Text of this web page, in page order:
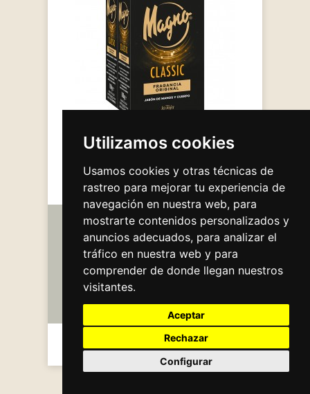
Utilizamos cookies
Usamos cookies y otras técnicas de
rastreo para mejorar tu experiencia de
navegación en nuestra web, para
mostrarte contenidos personalizados y
anuncios adecuados, para analizar el
tráfico en nuestra web y para
comprender de donde llegan nuestros
visitantes.
Aceptar
Rechazar
Configurar
JABON MAGNO 200 gr
Información
Mi cuenta
Información de la tienda
2026 Henkel Ibérica, S.A.